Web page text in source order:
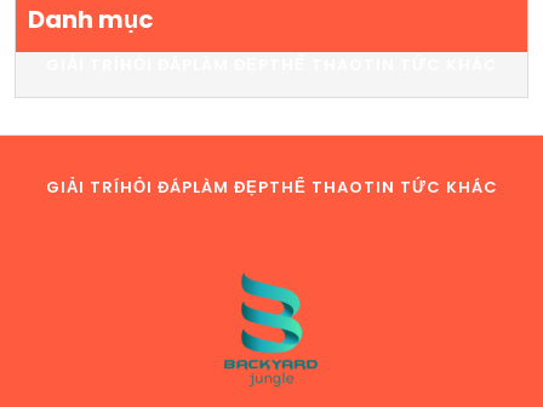
Danh mục
GIẢI TRÍHỎI ĐÁPLÀM ĐẸPTHỂ THAOTIN TỨC KHÁC